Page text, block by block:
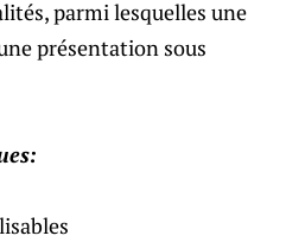
parmi lesquelles une
présentation sous